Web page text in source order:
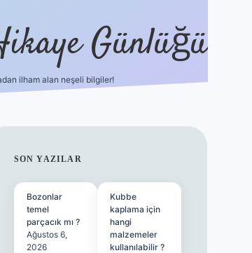
Günlüğü
ilham alan neşeli bilgiler!
SIDEBAR
SON YAZILAR
Bozonlar
temel
parçacık mı ?
Ağustos 6,
2026
Kubbe
kaplama için
hangi
malzemeler
kullanılabilir ?
betexper güvenilir mi